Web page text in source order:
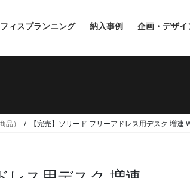
ィスプランニング 納入事例 企画・デザ
品） 【完売】ソリード フリーアドレス用デスク 増